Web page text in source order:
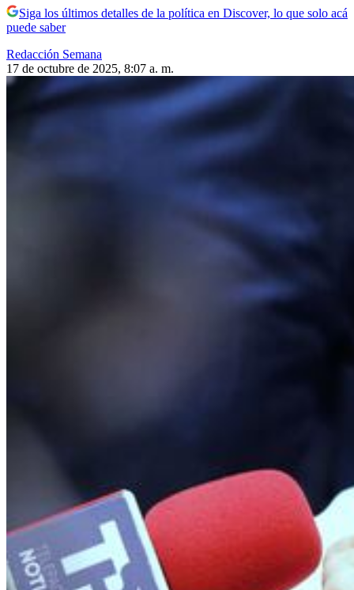
Siga los últimos detalles de la política en Discover, lo que solo acá
puede saber
Redacción Semana
17 de octubre de 2025, 8:07 a. m.